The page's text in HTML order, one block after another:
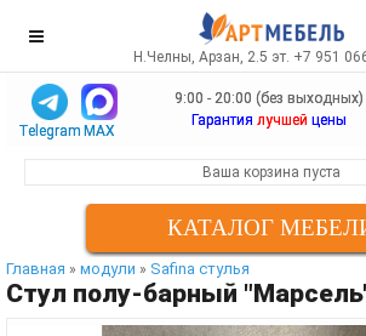
Н.Челны, Арзан, 2.5 эт. +7 951
Telegram MAX
9:00 - 20:00 (без выходных)
Гарантия лучшей цены
Ваша корзина пуста
КАТАЛОГ
Главная » модули » Safina стулья
Стул полу-барный